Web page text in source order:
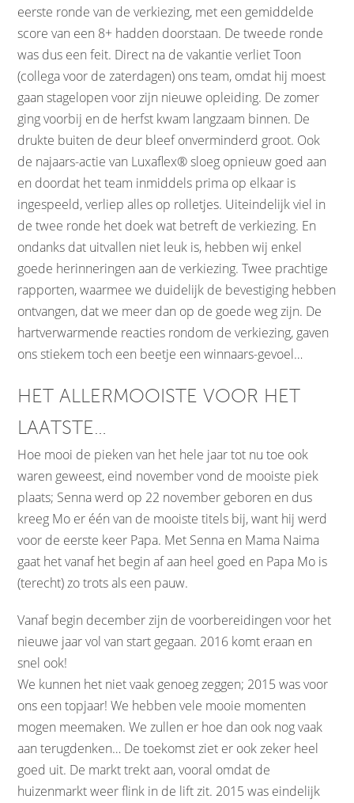
eerste ronde van de verkiezing, met een gemiddelde
score van een 8+ hadden doorstaan. De tweede ronde
was dus een feit. Direct na de vakantie verliet Toon
(collega voor de zaterdagen) ons team, omdat hij moest
gaan stagelopen voor zijn nieuwe opleiding. De zomer
ging voorbij en de herfst kwam langzaam binnen. De
drukte buiten de deur bleef onverminderd groot. Ook
de najaars-actie van Luxaflex® sloeg opnieuw goed aan
en doordat het team inmiddels prima op elkaar is
ingespeeld, verliep alles op rolletjes. Uiteindelijk viel in
de twee ronde het doek wat betreft de verkiezing. En
ondanks dat uitvallen niet leuk is, hebben wij enkel
goede herinneringen aan de verkiezing. Twee prachtige
rapporten, waarmee we duidelijk de bevestiging hebben
ontvangen, dat we meer dan op de goede weg zijn. De
hartverwarmende reacties rondom de verkiezing, gaven
ons stiekem toch een beetje een winnaars-gevoel…
HET ALLERMOOISTE VOOR HET
LAATSTE…
Hoe mooi de pieken van het hele jaar tot nu toe ook
waren geweest, eind november vond de mooiste piek
plaats; Senna werd op 22 november geboren en dus
kreeg Mo er één van de mooiste titels bij, want hij werd
voor de eerste keer Papa. Met Senna en Mama Naima
gaat het vanaf het begin af aan heel goed en Papa Mo is
(terecht) zo trots als een pauw.
Vanaf begin december zijn de voorbereidingen voor het
nieuwe jaar vol van start gegaan. 2016 komt eraan en
snel ook!
We kunnen het niet vaak genoeg zeggen; 2015 was voor
ons een topjaar! We hebben vele mooie momenten
mogen meemaken. We zullen er hoe dan ook nog vaak
aan terugdenken… De toekomst ziet er ook zeker heel
goed uit. De markt trekt aan, vooral omdat de
huizenmarkt weer flink in de lift zit. 2015 was eindelijk